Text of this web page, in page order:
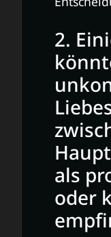
2.
als
oder